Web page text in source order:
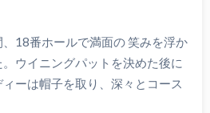
18番ホールで満面の 笑みを浮か
ウイニングパットを決めた後に
ーは帽子を取り、深々とコース